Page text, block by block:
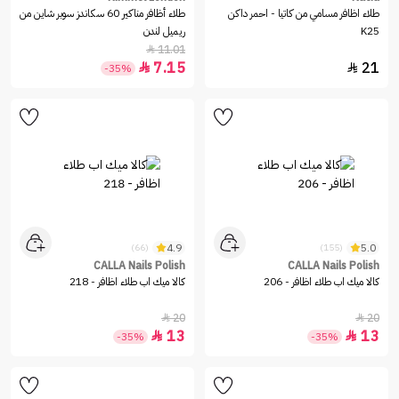
طلاء اظافر مسامي من كاتيا - احمر داكن
K25
21

طلاء أظافر مناكير 60 سكاندز سوبر شاين من
ريميل لندن
11.01

7.15

-35%
5.0
(155)
CALLA Nails Polish
كالا ميك اب طلاء اظافر - 206
20

13

-35%
4.9
(66)
CALLA Nails Polish
كالا ميك اب طلاء اظافر - 218
20

13

-35%